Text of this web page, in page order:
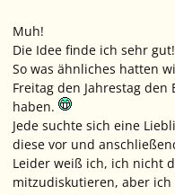
Muh!
Die Idee finde ich sehr
So was ähnliches hatten
Freitag den Jahrestag
haben.
Jede suchte sich eine
diese vor und
Leider weiß ich, ich nicht
mitzudiskutieren, aber